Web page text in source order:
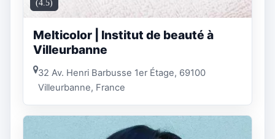
(4.5)
Melticolor | Institut de beauté à
Villeurbanne
32 Av. Henri Barbusse 1er Étage, 69100
Villeurbanne, France